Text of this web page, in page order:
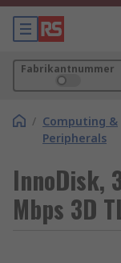
Fabrikantnummer
/ Computing &
Peripherals
InnoDisk,
Mbps 3D